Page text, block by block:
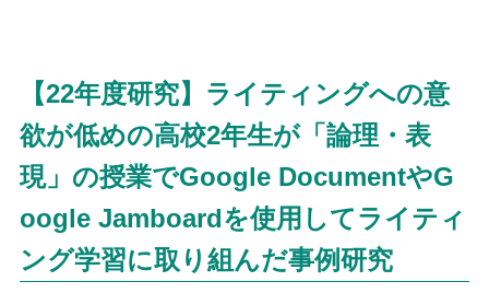
【22年度研究】ライティングへの意
欲が低めの高校2年生が「論理・表
現」の授業でGoogle DocumentやG
oogle Jamboardを使用してライティ
ング学習に取り組んだ事例研究